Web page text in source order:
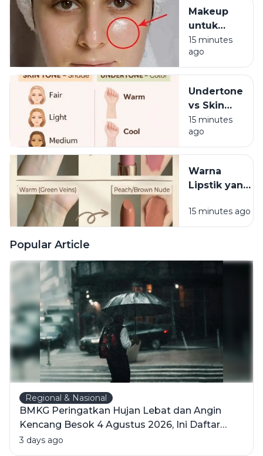
Beroperasi
2028
Makeup
untuk
Kulit
Berminyak
agar Tidak
Luntur
15 minutes
ago
Undertone
vs Skin
Tone, Apa
Bedanya?
15 minutes
ago
Warna
Lipstik yang
Berdasarkan
Undertone
15 minutes ago
Popular Article
Regional & Nasional
BMKG Peringatkan Hujan Lebat dan Angin
Kencang Besok 4 Agustus 2026, Ini Daftar
Wilayahnya
3 days ago